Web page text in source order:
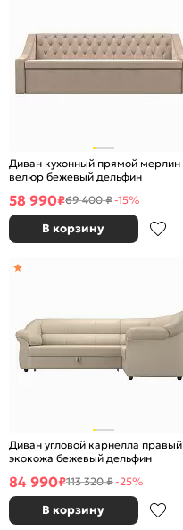
Диван кухонный прямой мерлин
велюр бежевый дельфин
58 990₽69 400 ₽-15%
В корзину
Диван угловой карнелла правый
экокожа бежевый дельфин
84 990₽113 320 ₽-25%
В корзину